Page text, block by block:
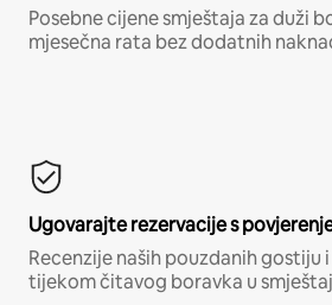
Posebne cijene smještaja za duži
mjesečna rata bez dodatnih
Ugovarajte rezervacije s
Recenzije naših pouzdanih gostiju
tijekom čitavog boravka u